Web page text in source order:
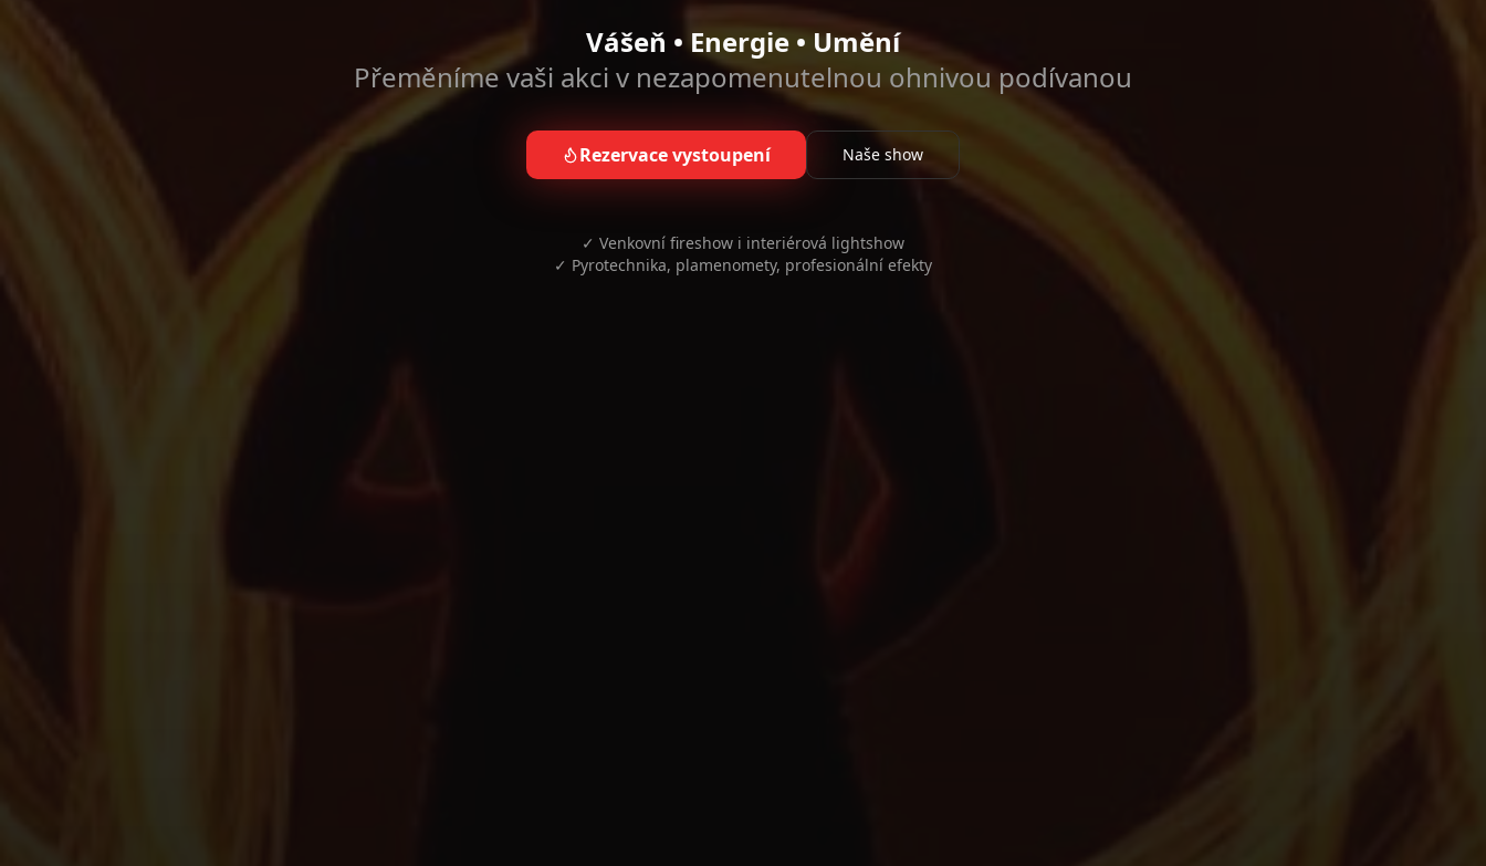
Vášeň • Energie • Umění
Přeměníme vaši akci v nezapomenutelnou ohnivou podívanou
Rezervace vystoupení Naše show
✓ Venkovní fireshow i interiérová lightshow
✓ Pyrotechnika, plamenomety, profesionální efekty